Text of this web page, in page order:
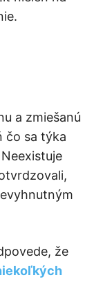
a zmiešanú
čo sa týka
že